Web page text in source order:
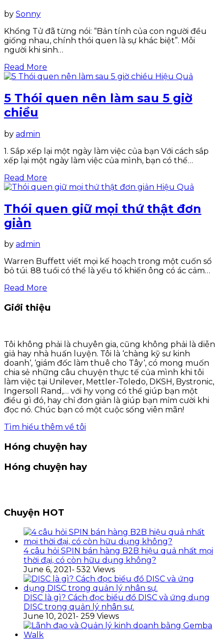
by Sonny
Khổng Tử đã từng nói: “Bản tính của con người đều
giống nhau, chính thói quen là sự khác biệt”. Mỗi
người khi sinh…
Read More
Hiệu Quả
5 Thói quen nên làm sau 5 giờ
chiều
by admin
1. Sắp xếp lại một ngày làm việc của bạn Với cách sắp
xếp lại một ngày làm việc của mình, bạn có thể…
Read More
Hiệu Quả
Thói quen giữ mọi thứ thật đơn
giản
by admin
Warren Buffett viết mọi kế hoạch trong một cuốn sổ
bỏ túi. 88 tuổi có thể là yếu tố khiến ông có ác cảm…
Read More
Giới thiệu
Tôi không phải là chuyên gia, cũng không phải là diễn
giả hay nhà huấn luyện. Tôi là ‘chàng kỹ sư kinh
doanh‘, ‘giám đốc làm thuê cho Tây‘, có mong muốn
chia sẻ những câu chuyện thực tế của mình khi tôi
làm việc tại Unilever, Mettler-Toledo, DKSH, Bystronic,
Ingersoll Rand,… với hy vọng có thể giúp bạn một
điều gì đó, hay chỉ đơn giản là giúp bạn mỉm cười khi
đọc nó. Chúc bạn có một cuộc sống viên mãn!
Tìm hiểu thêm về tôi
Hóng chuyện hay
Hóng chuyện hay
Chuyện HOT
4 câu hỏi SPIN bán hàng B2B hiệu quả nhất mọi
thời đại, có còn hữu dụng không?
June 6, 2021- 532 Views
DISC là gì? Cách đọc biểu đồ DISC và ứng dụng
DISC trong quản lý nhân sự.
June 10, 2021- 259 Views